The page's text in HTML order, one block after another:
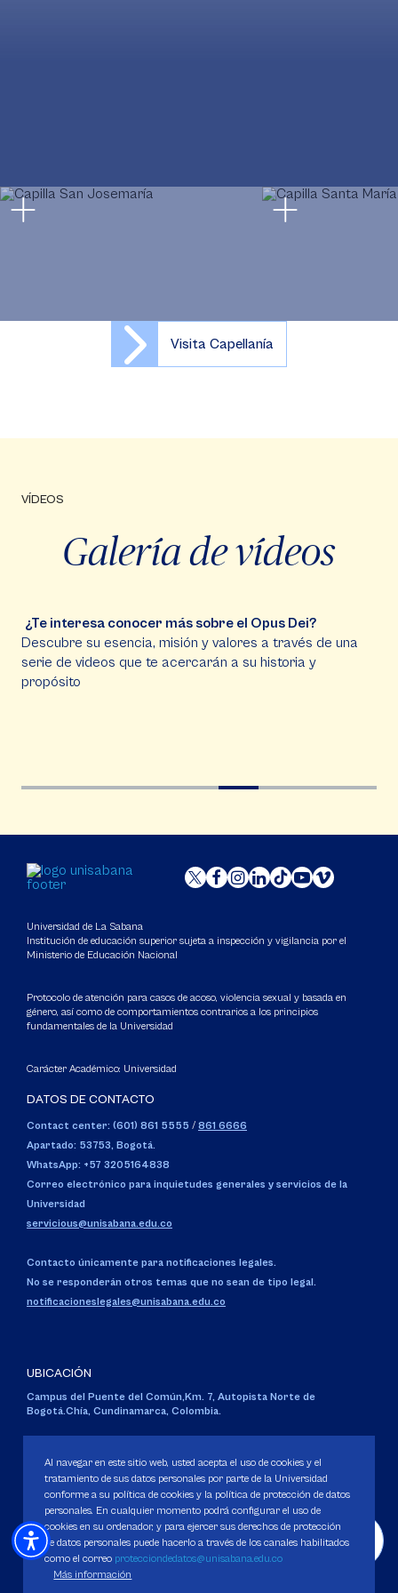
Visita Capellanía
VÍDEOS
Galería de vídeos
¿Te interesa conocer más sobre el Opus Dei?
Descubre su esencia, misión y valores a través de una
serie de videos que te acercarán a su historia y
propósito
Universidad de La Sabana
Institución de educación superior sujeta a inspección y vigilancia por el
Ministerio de Educación Nacional
Protocolo de atención para casos de acoso, violencia sexual y basada en
género, así como de comportamientos contrarios a los principios
fundamentales de la Universidad
Carácter Académico: Universidad
DATOS DE CONTACTO
Contact center: (601) 861 5555 / 861 6666
Apartado: 53753, Bogotá.
WhatsApp: +57 3205164838
Correo electrónico para inquietudes generales y servicios de la
Universidad
servicious@unisabana.edu.co
Contacto únicamente para notificaciones legales.
No se responderán otros temas que no sean de tipo legal.
notificacioneslegales@unisabana.edu.co
UBICACIÓN
Campus del Puente del Común,Km. 7, Autopista Norte de
Bogotá.Chía, Cundinamarca, Colombia.
Personería Jurídica:Resolución 130 del 14 de enero de 1980.
Ministerio de Educación Nacional.
Política de Protección de datos
Al navegar en este sitio web, usted acepta el uso de cookies y el
tratamiento de sus datos personales por parte de la Universidad
conforme a su política de cookies y la política de protección de datos
personales. En cualquier momento podrá configurar el uso de
cookies en su ordenador, y para ejercer sus derechos de protección
de datos personales puede hacerlo a través de los canales habilitados
como el correo protecciondedatos@unisabana.edu.co
Más información